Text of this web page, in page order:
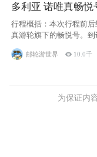
多利亚 诺唯真畅悦
行程概括：本次行程前
真游轮旗下的畅悦号。到
个州/省：美国华盛顿州
邮轮游世界  10.0千
为保证内